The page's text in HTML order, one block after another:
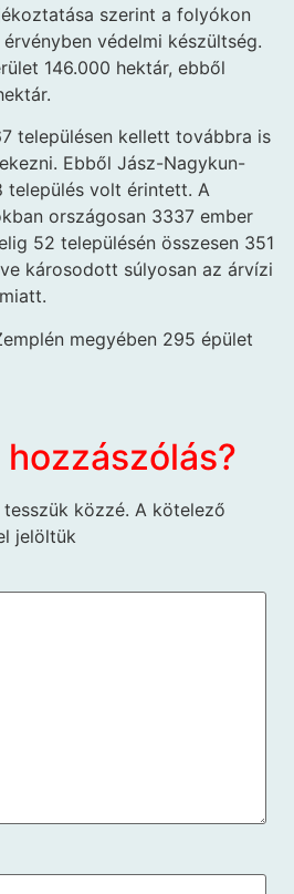
szerint a folyókon
védelmi készültség.
146.000 hektár, ebből
településen kellett továbbra is
Ebből Jász-Nagykun-
település volt érintett. A
országosan 3337 ember
52 településén összesen 351
károsodott súlyosan az árvízi
megyében 295 épület
közzé. A kötelező
jelöltük